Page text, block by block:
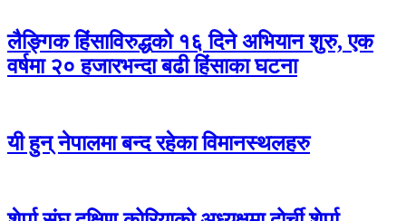
लैङ्गिक हिंसाविरुद्धको १६ दिने अभियान शुरु, एक
वर्षमा २० हजारभन्दा बढी हिंसाका घटना
यी हुन् नेपालमा बन्द रहेका विमानस्थलहरु